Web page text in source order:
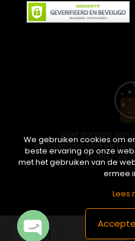
Geef daglicht aan
ikwileendakraam.be |
Partner van
We gebruiken cookies om
beste ervaring op onze
met het gebruiken van de
ermee
Lees